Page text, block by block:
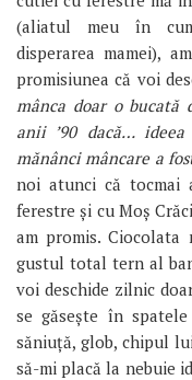
(aliatul meu în
disperarea mamei),
promisiunea că voi
mânca doar o
anii ’90 dacă…
mănânci mâncare a
noi atunci că tocmai
ferestre și cu Moș
am promis.
gustul total tern al
voi deschide zilnic
se găsește în
săniuță, glob, chipul
să-mi placă la nebuie